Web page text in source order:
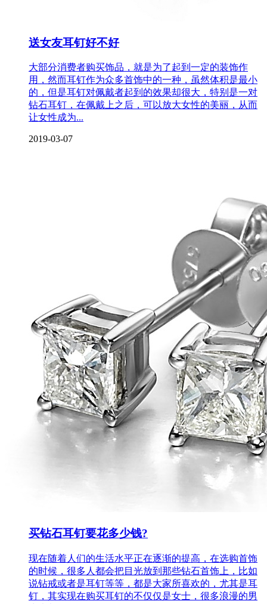
送女友耳钉好不好
大部分消费者购买饰品，就是为了起到一定的装饰作
用，然而耳钉作为众多首饰中的一种，虽然体积是最小
的，但是耳钉对佩戴者起到的效果却很大，特别是一对
钻石耳钉，在佩戴上之后，可以放大女性的美丽，从而
让女性成为...
2019-03-07
买钻石耳钉要花多少钱?
现在随着人们的生活水平正在逐渐的提高，在选购首饰
的时候，很多人都会把目光放到那些钻石首饰上，比如
说钻戒或者是耳钉等等，都是大家所喜欢的，尤其是耳
钉，其实现在购买耳钉的不仅仅是女士，很多浪漫的男